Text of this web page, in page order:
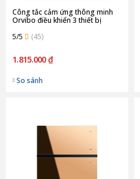
Công tắc cảm ứng thông minh
Orvibo điều khiển 3 thiết bị
5/5
(45)
1.815.000 ₫
So sánh